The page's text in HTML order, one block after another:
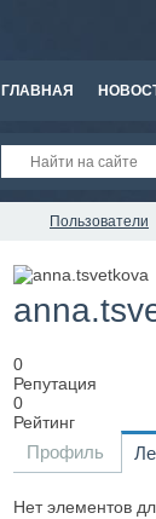
ГЛАВНАЯ
Пользователи
0
Репутация
0
Рейтинг
Профиль
Нет элементов